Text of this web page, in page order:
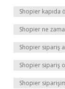
Shopier kapıda
Shopier ne
Shopier sipariş
Shopier sipariş
Shopier